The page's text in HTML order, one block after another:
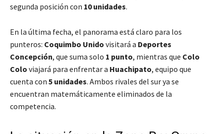
segunda posición con 10 unidades.
En la última fecha, el panorama está claro para los
punteros: Coquimbo Unido visitará a Deportes
Concepción, que suma solo 1 punto, mientras que Colo
Colo viajará para enfrentar a Huachipato, equipo que
cuenta con 5 unidades. Ambos rivales del sur ya se
encuentran matemáticamente eliminados de la
competencia.